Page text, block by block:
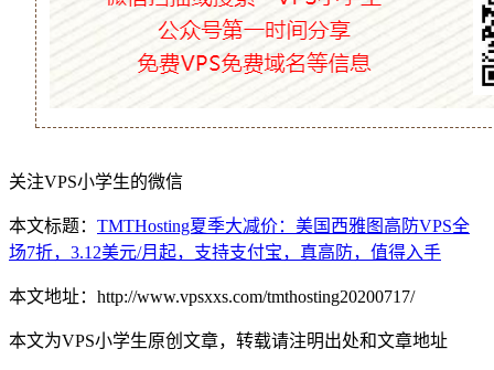
关注VPS小学生的微信
本文标题： TMTHosting夏季大减价：美国西雅图高防VPS全
场7折，3.12美元/月起，支持支付宝，真高防，值得入手
本文地址：http://www.vpsxxs.com/tmthosting20200717/
本文为VPS小学生原创文章，转载请注明出处和文章地址